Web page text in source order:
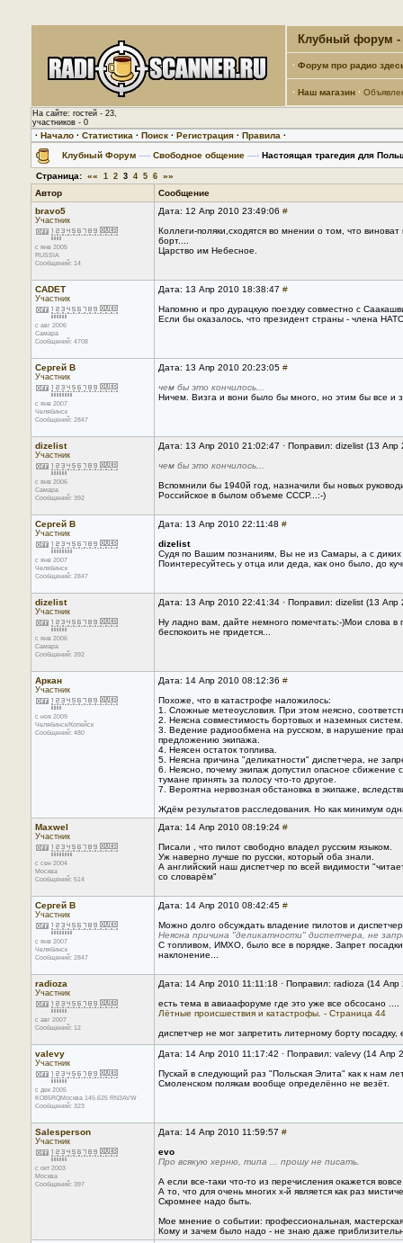
Клубный форум -
· Форум про радио
· Наш магазин ·
На сайте: гостей - 23,
участников - 0
· Начало · Статистика · Поиск · Регистрация · Правила ·
Клубный Форум —› Свободное общение —› Настоящая трагедия для
Страница: «« 1 2 3 4 5 6 »»
Автор
Сообщение
bravo5
Участник
с янв 2005
RUSSIA
Сообщений: 14
Дата: 12 Апр 2010 23:49:06 #
Коллеги-поляки,сходятся во мнении о том, что
борт....
Царство им Небесное.
CADET
Участник
с авг 2006
Самара
Сообщений: 4708
Дата: 13 Апр 2010 18:38:47 #
Напомню и про дурацкую поездку совместно с
Если бы оказалось, что президент страны - члена
Сергей В
Участник
с янв 2007
Челябинск
Сообщений: 2847
Дата: 13 Апр 2010 20:23:05 #
чем бы это кончилось...
Ничем. Визга и вони было бы много, но этим бы все и
dizelist
Участник
с янв 2006
Самара
Сообщений: 392
Дата: 13 Апр 2010 21:02:47 · Поправил: dizelist (13
чем бы это кончилось...
Вспомнили бы 1940й год, назначили бы новых
Российское в былом объеме СССР...:-)
Сергей В
Участник
с янв 2007
Челябинск
Сообщений: 2847
Дата: 13 Апр 2010 22:11:48 #
dizelist
Судя по Вашим познаниям, Вы не из Самары, а с диких
Поинтересуйтесь у отца или деда, как оно было, до
dizelist
Участник
с янв 2006
Самара
Сообщений: 392
Дата: 13 Апр 2010 22:41:34 · Поправил: dizelist (13
Ну ладно вам, дайте немного помечтать:-)Мои слова
беспокоить не придется...
Аркан
Участник
с ноя 2009
Челябинск/Копейск
Сообщений: 480
Дата: 14 Апр 2010 08:12:36 #
Похоже, что в катастрофе наложилось:
1. Сложные метеоусловия. При этом неясно,
2. Неясна совместимость бортовых и наземных
3. Ведение радиообмена на русском, в нарушение
предложению экипажа.
4. Неясен остаток топлива.
5. Неясна причина "деликатности" диспетчера, не
6. Неясно, почему экипаж допустил опасное
тумане принять за полосу что-то другое.
7. Вероятна нервозная обстановка в экипаже,
Ждём результатов расследования. Но как минимум
Maxwel
Участник
с сен 2004
Москва
Сообщений: 514
Дата: 14 Апр 2010 08:19:24 #
Писали , что пилот свободно владел русским языком.
Уж наверно лучше по русски, который оба знали.
А английский наш диспетчер по всей видимости
со словарём"
Сергей В
Участник
с янв 2007
Челябинск
Сообщений: 2847
Дата: 14 Апр 2010 08:42:45 #
Можно долго обсуждать владение пилотов и
Неясна причина "деликатности" диспетчера, не
С топливом, ИМХО, было все в порядке. Запрет
наклонение...
radioza
Участник
с авг 2007
Сообщений: 12
Дата: 14 Апр 2010 11:11:18 · Поправил: radioza (14
есть тема в авиаафоруме где это уже все обсосано ....
Лётные происшествия и катастрофы. - Страница 44
диспетчер не мог запретить литерному борту посадку,
valevy
Участник
с дек 2005
KO85RQМосква 145.625 RN3AVW
Сообщений: 323
Дата: 14 Апр 2010 11:17:42 · Поправил: valevy (14 Апр
Пускай в следующий раз "Польская Элита" как к нам
Смоленском полякам вообще определённо не везёт.
Salesperson
Участник
с окт 2003
Москва
Сообщений: 397
Дата: 14 Апр 2010 11:59:57 #
evo
Про всякую херню, типа ... прошу не писать.
А если все-таки что-то из перечисления окажется
А то, что для очень многих х-й является как раз
Скромнее надо быть.
Мое мнение о событии: профессиональная,
Кому и зачем было надо - не знаю даже